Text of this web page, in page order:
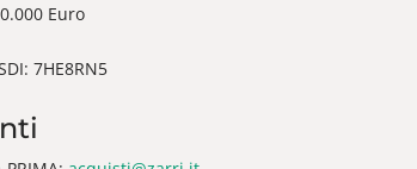
Euro
7HE8RN5